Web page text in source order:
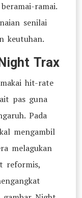
ramai.
senilai
keutuhan.
Trax
hit-rate
pas guna
Pada
mengambil
melagukan
reformis,